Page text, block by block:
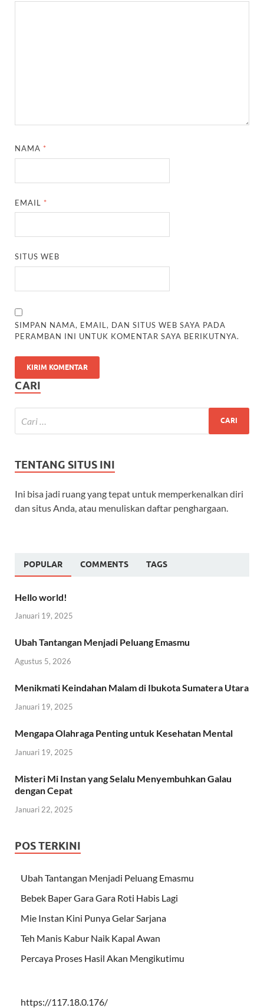
NAMA *
EMAIL *
SITUS WEB
SIMPAN NAMA, EMAIL, DAN SITUS WEB SAYA PADA
PERAMBAN INI UNTUK KOMENTAR SAYA BERIKUTNYA.
CARI
TENTANG SITUS INI
Ini bisa jadi ruang yang tepat untuk memperkenalkan diri
dan situs Anda, atau menuliskan daftar penghargaan.
POPULAR COMMENTS TAGS
Hello world!
Januari 19, 2025
Ubah Tantangan Menjadi Peluang Emasmu
Agustus 5, 2026
Menikmati Keindahan Malam di Ibukota Sumatera Utara
Januari 19, 2025
Mengapa Olahraga Penting untuk Kesehatan Mental
Januari 19, 2025
Misteri Mi Instan yang Selalu Menyembuhkan Galau
dengan Cepat
Januari 22, 2025
POS TERKINI
Ubah Tantangan Menjadi Peluang Emasmu
Bebek Baper Gara Gara Roti Habis Lagi
Mie Instan Kini Punya Gelar Sarjana
Teh Manis Kabur Naik Kapal Awan
Percaya Proses Hasil Akan Mengikutimu
https://117.18.0.176/